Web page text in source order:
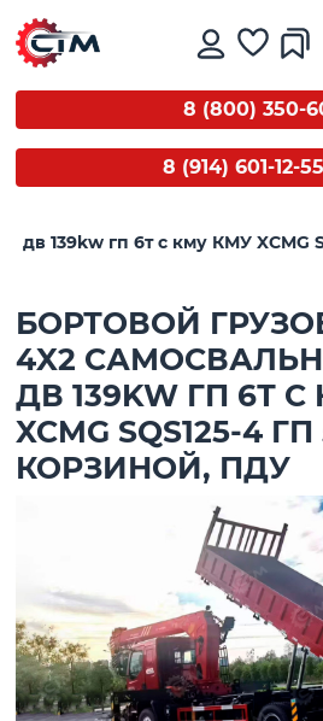
8 (800) 350-
8 (914) 601-12-
дв 139kw гп 6т с кму КМУ XCMG
БОРТОВОЙ
4X2
ДВ 139KW ГП 6Т
XCMG SQS125-4
КОРЗИНОЙ, ПДУ